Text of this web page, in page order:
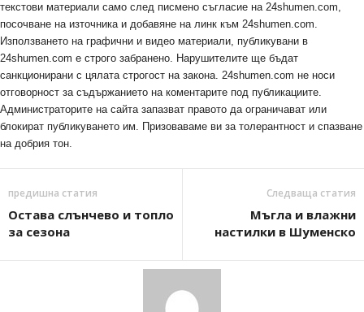
текстови материали само след писмено съгласие на 24shumen.com,
посочване на източника и добавяне на линк към 24shumen.com.
Използването на графични и видео материали, публикувани в
24shumen.com е строго забранено. Нарушителите ще бъдат
санкционирани с цялата строгост на закона. 24shumen.com не носи
отговорност за съдържанието на коментарите под публикациите.
Администраторите на сайта запазват правото да ограничават или
блокират публикуването им. Призоваваме ви за толерантност и спазване
на добрия тон.
предишна статия
Остава слънчево и топло
за сезона
Следваща статия
Мъгла и влажни
настилки в Шуменско